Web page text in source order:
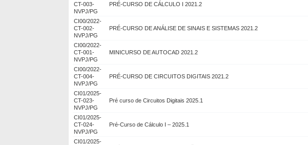
CT-003-
NVPJ/PG
PRÉ-CURSO DE CÁLCULO I 2021.2
CI00/2022-
CT-002-
NVPJ/PG
PRÉ-CURSO DE ANÁLISE DE SINAIS E SISTEMAS 2021.2
CI00/2022-
CT-001-
NVPJ/PG
MINICURSO DE AUTOCAD 2021.2
CI00/2022-
CT-004-
NVPJ/PG
PRÉ-CURSO DE CIRCUITOS DIGITAIS 2021.2
CI01/2025-
CT-023-
NVPJ/PG
Pré curso de Circuitos Digitais 2025.1
CI01/2025-
CT-024-
NVPJ/PG
Pré-Curso de Cálculo I – 2025.1
CI01/2025-